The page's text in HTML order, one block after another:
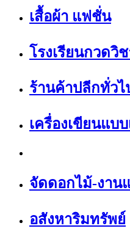
เสื้อผ้า แฟชั่น
โรงเรียนกวดวิ
ร้านค้าปลีกทั่วไ
เครื่องเขียนแบ
จัดดอกไม้-งาน
อสังหาริมทรัพย์